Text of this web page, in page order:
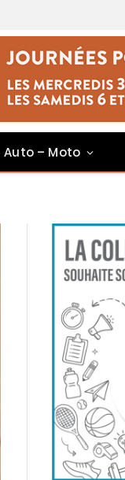
Auto – Moto